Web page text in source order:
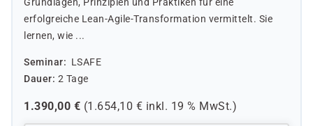
erfolgreiche Lean-Agile-Transformation vermittelt. Sie
lernen, wie ...
Seminar
LSAFE
Dauer 2 Tage
1.390,00 € (1.654,10 € inkl. 19 % MwSt.)